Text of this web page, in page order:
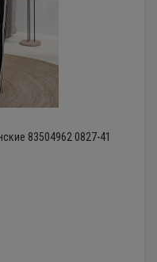
83504962 0827-41